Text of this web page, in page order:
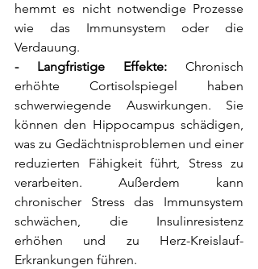
hemmt es nicht notwendige Prozesse
wie das Immunsystem oder die
Verdauung.
- Langfristige Effekte: Chronisch
erhöhte Cortisolspiegel haben
schwerwiegende Auswirkungen. Sie
können den Hippocampus schädigen,
was zu Gedächtnisproblemen und einer
reduzierten Fähigkeit führt, Stress zu
verarbeiten. Außerdem kann
chronischer Stress das Immunsystem
schwächen, die Insulinresistenz
erhöhen und zu Herz-Kreislauf-
Erkrankungen führen.